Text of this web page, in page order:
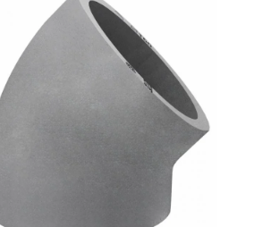
Doporučujeme